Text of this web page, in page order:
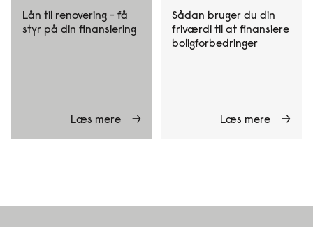
Lån til renovering - få
styr på din finansiering
Læs mere
Sådan bruger du din
friværdi til at finansiere
boligforbedringer
Læs mere